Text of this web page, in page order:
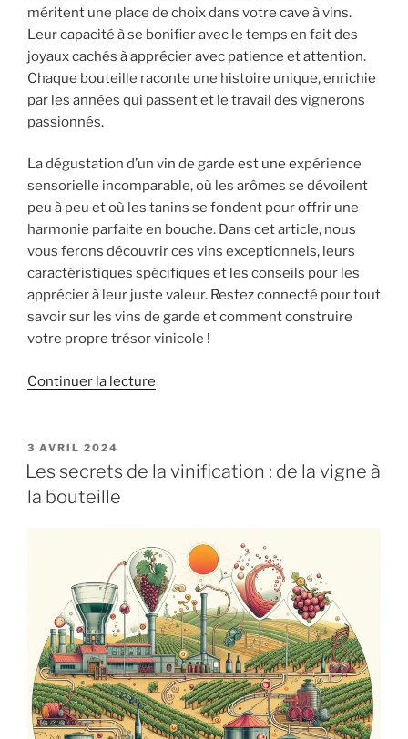
méritent une place de choix dans votre cave à vins.
Leur capacité à se bonifier avec le temps en fait des
joyaux cachés à apprécier avec patience et attention.
Chaque bouteille raconte une histoire unique, enrichie
par les années qui passent et le travail des vignerons
passionnés.
La dégustation d’un vin de garde est une expérience
sensorielle incomparable, où les arômes se dévoilent
peu à peu et où les tanins se fondent pour offrir une
harmonie parfaite en bouche. Dans cet article, nous
vous ferons découvrir ces vins exceptionnels, leurs
caractéristiques spécifiques et les conseils pour les
apprécier à leur juste valeur. Restez connecté pour tout
savoir sur les vins de garde et comment construire
votre propre trésor vinicole !
Continuer la lecture
garde
cachés
de
votre
cave »
PUBLIÉ
LE
3 AVRIL 2024
Les secrets de la vinification : de la vigne à
la bouteille